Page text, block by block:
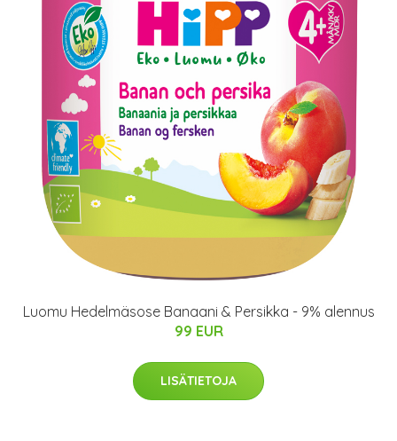
Luomu Hedelmäsose Banaani & Persikka - 9% alennus
99 EUR
LISÄTIETOJA